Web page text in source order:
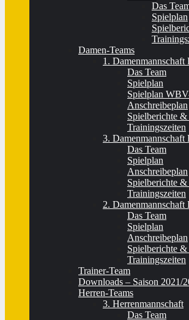
Das
Spielplan
Damen-Teams
1. Damenmannschaft
Das Team
Spielplan
Spielplan
Anschreibeplan
Spielberichte
Trainingszeiten
3. Damenmannschaft
Das Team
Spielplan
Anschreibeplan
Spielberichte
Trainingszeiten
2. Damenmannschaft
Das Team
Spielplan
Anschreibeplan
Spielberichte
Trainingszeiten
Trainer-Team
Downloads – Saison 2021/
Herren-Teams
3. Herrenmannschaft
Das Team